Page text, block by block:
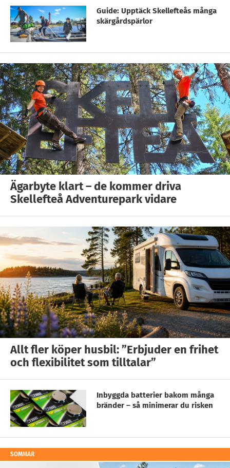
Guide: Upptäck Skellefteås många
skärgårdspärlor
Ägarbyte klart – de kommer driva
Skellefteå Adventurepark vidare
Allt fler köper husbil: ”Erbjuder en frihet
och flexibilitet som tilltalar”
Inbyggda batterier bakom många
bränder – så minimerar du risken
SOMMAR